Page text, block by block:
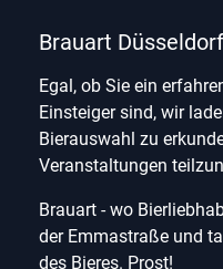
Brauart Düsseldorf
Egal, ob Sie ein
Einsteiger sind, wir
Bierauswahl zu
Veranstaltungen
Brauart - wo
der Emmastraße und
des Bieres. Prost!